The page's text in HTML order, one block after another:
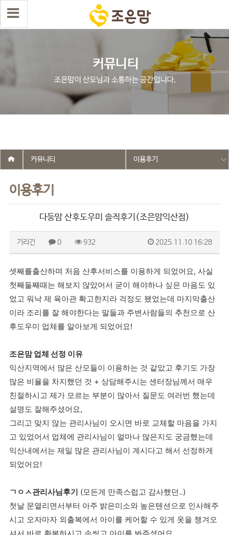
select wr_id, wr_subject from g5_write_m05_04 where wr_is_comment
= 0 and wr_datetime <= '2025-11-10 16:28:38' and wr_id <> '2642'
order by wr_datetime desc limit 1 asdasf
이용후기
커뮤니티 이용후기
다둥맘 산후도우미 솔직후기(조은맘익산점)
기리긴 0 932 2025.11.10 16:28
셋째를출산하며 처음 산후서비스를 이용하게 되었어요, 사실
첫째둘째때는 해보지 않았어서 굳이 해야하나 싶은 마음도 있
었고 워낙 제 육아관 확고한지라 걱정도 됐었는데 마지막출산
이라 조리를 잘 해야한다는 말들과 주변사람들의 추천으로 산
후도우미 업체를 알아보게 되었어요!
조은맘 업체 선정 이유
익산지역에서 많은 산모들이 이용하는 것 같았고 후기도 가장
많은 비율을 차지했던 것 + 상담해주시는 센터장님께서 매우
친절하시고 제가 모르는 부분이 많아서 질문도 여러번 했는데
설명도 잘해주셨어요,
그리고 맞지 않는 관리사님이 오시면 바로 교체할 마음을 가지
고 있었어서 업체에 관리사님이 얼마나 많은지도 궁금했는데
익산내에서는 제일 많은 관리사님이 계시다고 해서 선정하게
되었어요!
ㄱㅇㅅ관리사님후기 (모든게 만족스럽고 감사했던..)
첫날 문열리면서부터 아주 밝은미소와 높은텐션으로 인사해주
시고 오자마자 외출복에서 아이를 케어할 수 있게 옷을 챙겨오
셔서 바로 환복하시고 손씻고 아이를 봐주셨어요.